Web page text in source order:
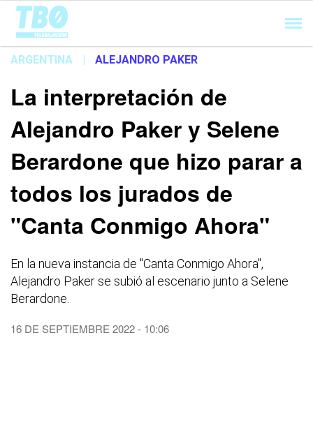
Cargando...
ARGENTINA | ALEJANDRO PAKER
La interpretación de
Alejandro Paker y Selene
Berardone que hizo parar a
todos los jurados de
"Canta Conmigo Ahora"
En la nueva instancia de "Canta Conmigo Ahora",
Alejandro Paker se subió al escenario junto a Selene
Berardone.
16 DE SEPTIEMBRE 2022 - 10:06